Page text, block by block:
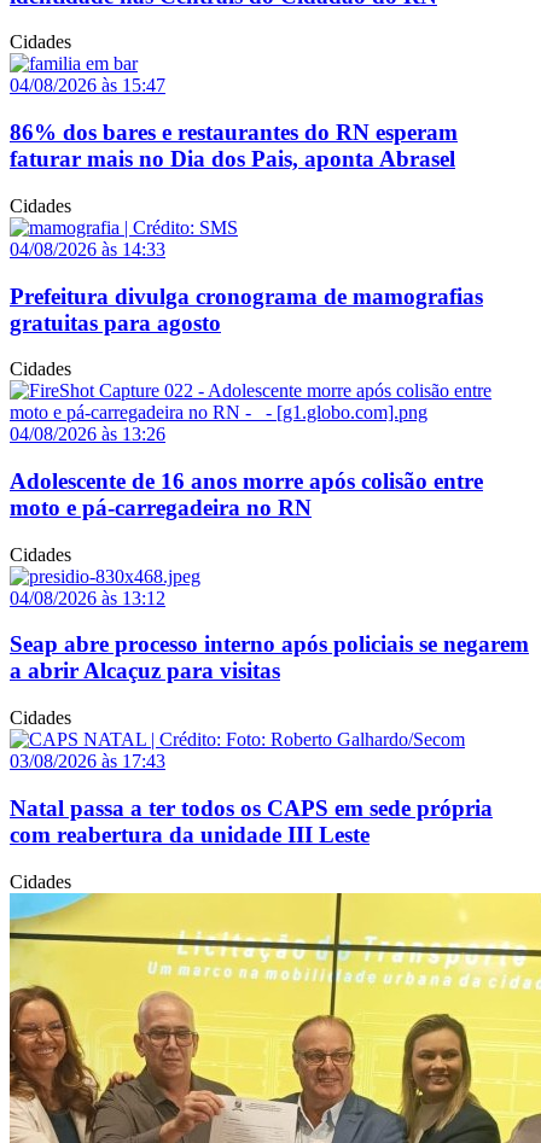
Cidades
04/08/2026 às 15:47
86% dos bares e restaurantes do RN esperam
faturar mais no Dia dos Pais, aponta Abrasel
Cidades
04/08/2026 às 14:33
Prefeitura divulga cronograma de mamografias
gratuitas para agosto
Cidades
04/08/2026 às 13:26
Adolescente de 16 anos morre após colisão entre
moto e pá-carregadeira no RN
Cidades
04/08/2026 às 13:12
Seap abre processo interno após policiais se negarem
a abrir Alcaçuz para visitas
Cidades
03/08/2026 às 17:43
Natal passa a ter todos os CAPS em sede própria
com reabertura da unidade III Leste
Cidades